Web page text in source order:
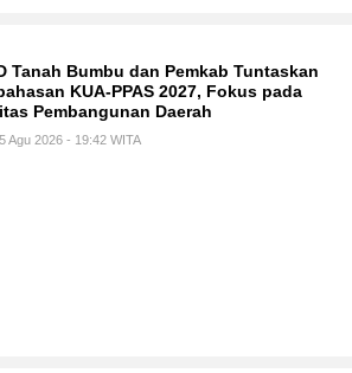
Tanah Bumbu dan Pemkab Tuntaskan
KUA-PPAS 2027, Fokus pada
Pembangunan Daerah
Agu 2026 - 19:42 WITA